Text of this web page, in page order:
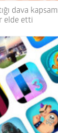
dava
elde etti